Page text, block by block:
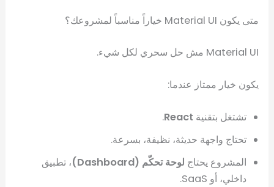
متى يكون Material UI خياراً مناسباً لمشروعك؟
Material UI مش حل سحري لكل شيء.
يكون خيار ممتاز عندما:
تشتغل بتقنية React
.
تحتاج واجهة حديثة، نظيفة، بسرعة.
المشروع يحتاج لوحة تحكّم (Dashboard)
، تطبيق
داخلي، أو SaaS.